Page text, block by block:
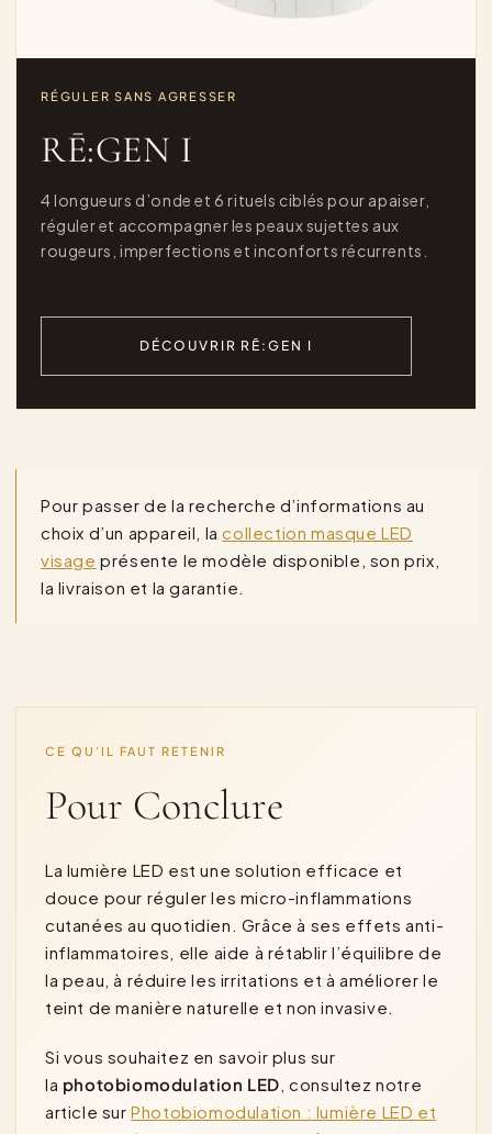
RÉGULER SANS AGRESSER
RĒ:GEN I
4 longueurs d’onde et 6 rituels ciblés pour apaiser,
réguler et accompagner les peaux sujettes aux
rougeurs, imperfections et inconforts récurrents.
DÉCOUVRIR RĒ:GEN I
Pour passer de la recherche d’informations au
choix d’un appareil, lacollection masque LED
visage présente le modèle disponible, son prix,
la livraison et la garantie.
CE QU’IL FAUT RETENIR
Pour Conclure
La lumière LED est une solution efficace et
douce pour réguler les micro-inflammations
cutanées au quotidien. Grâce à ses effets anti-
inflammatoires, elle aide à rétablir l’équilibre de
la peau, à réduire les irritations et à améliorer le
teint de manière naturelle et non invasive.
Si vous souhaitez en savoir plus sur
la photobiomodulation LED , consultez notre
article surPhotobiomodulation : lumière LED et